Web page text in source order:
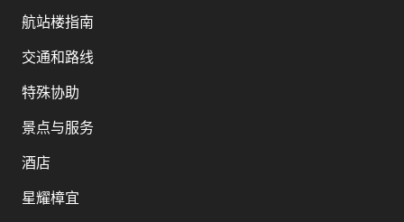
航站楼指南
交通和路线
特殊协助
景点与服务
酒店
星耀樟宜